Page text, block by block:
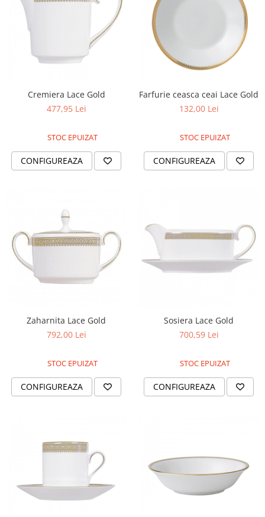
Cremiera Lace Gold
477,95 Lei
STOC EPUIZAT
CONFIGUREAZA
Farfurie ceasca ceai Lace Gold
132,00 Lei
STOC EPUIZAT
CONFIGUREAZA
Zaharnita Lace Gold
792,00 Lei
STOC EPUIZAT
CONFIGUREAZA
Sosiera Lace Gold
700,59 Lei
STOC EPUIZAT
CONFIGUREAZA